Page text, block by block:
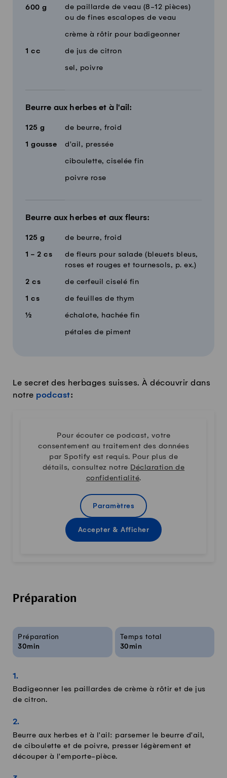
600 g
de paillarde de veau (8-12 pièces)
ou de fines escalopes de veau
crème à rôtir pour badigeonner
1 cc de jus de citron
sel, poivre
Beurre aux herbes et à l'ail:
125 g de beurre, froid
1 gousse d'ail, pressée
ciboulette, ciselée fin
poivre rose
Beurre aux herbes et aux fleurs:
125 g de beurre, froid
1 - 2 cs
de fleurs pour salade (bleuets bleus,
roses et rouges et tournesols, p. ex.)
2 cs de cerfeuil ciselé fin
1 cs de feuilles de thym
½ échalote, hachée fin
pétales de piment
Le secret des herbages suisses. À découvrir dans
notre podcast:
Pour écouter ce podcast, votre
consentement au traitement des données
par Spotify est requis. Pour plus de
détails, consultez notre Déclaration de
confidentialité.
Paramètres
Accepter & Afficher
Préparation
Infos sur la recette
Préparation
30min
Temps total
30min
Badigeonner les paillardes de crème à rôtir et de jus
de citron.
Beurre aux herbes et à l'ail: parsemer le beurre d'ail,
de ciboulette et de poivre, presser légèrement et
découper à l'emporte-pièce.